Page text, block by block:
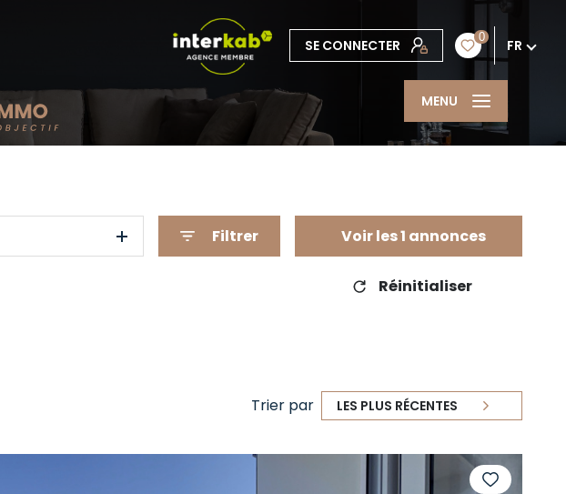
SE CONNECTER 0 FR
MENU
Filtrer Voir les1 annonces
Réinitialiser
Trier par LES PLUS RÉCENTES